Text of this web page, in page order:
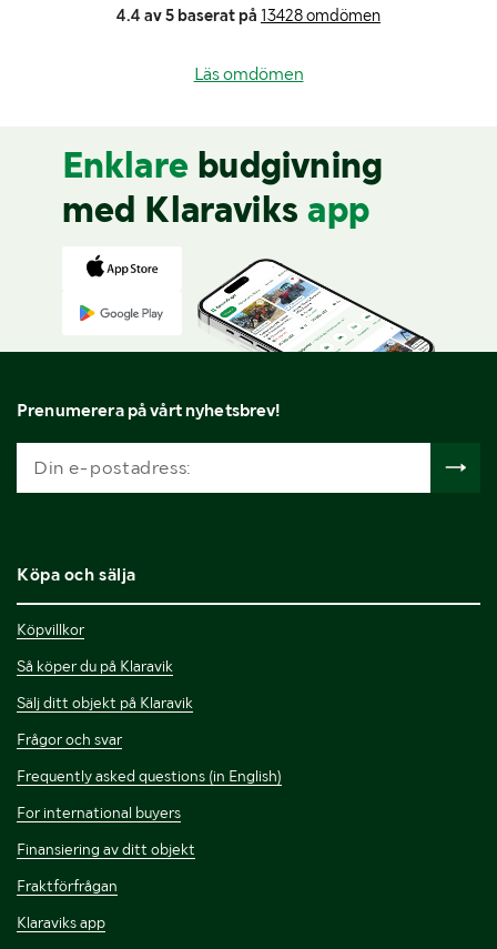
4.4 av 5 baserat på 13428 omdömen
Läs omdömen
Enklare budgivning
med Klaraviks app
Prenumerera på vårt nyhetsbrev!
Köpa och sälja
Köpvillkor
Så köper du på Klaravik
Sälj ditt objekt på Klaravik
Frågor och svar
Frequently asked questions (in English)
For international buyers
Finansiering av ditt objekt
Fraktförfrågan
Klaraviks app